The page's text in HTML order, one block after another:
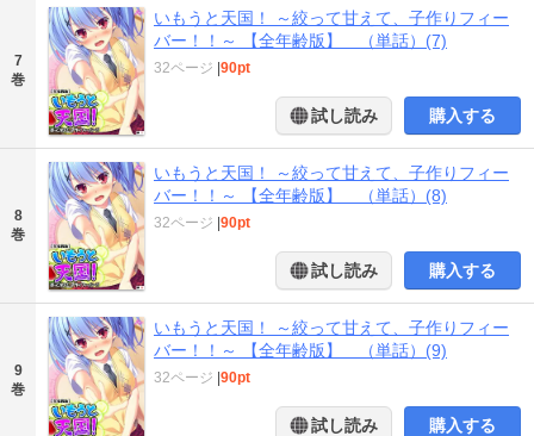
7
巻
いもうと天国！ ～絞って甘えて、子作りフィー
バー！！～ 【全年齢版】 （単話）(7)
32ページ |90pt
試し読み 購入する
8
巻
いもうと天国！ ～絞って甘えて、子作りフィー
バー！！～ 【全年齢版】 （単話）(8)
32ページ |90pt
試し読み 購入する
9
巻
いもうと天国！ ～絞って甘えて、子作りフィー
バー！！～ 【全年齢版】 （単話）(9)
32ページ |90pt
試し読み 購入する